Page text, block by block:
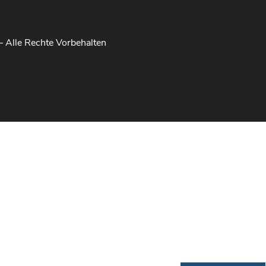
Alle Rechte Vorbehalten